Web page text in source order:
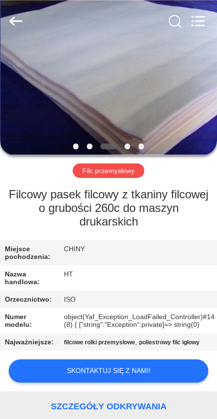
DOM
PRODUKTY
O
WYCIECZKA
FABRYCE
SKONTAKTUJ
SIĘ
Z
NAMI
AKTUALNOŚCI
POPROSIĆ
WYCENĘ
HUATAO
LTD.
Rights
Filc przemysłowy
Filcowy pasek filcowy z tkaniny filcowej
o grubości 260c do maszyn
drukarskich
Miejsce
pochodzenia:
CHINY
Nazwa
handlowa:
HT
Orzecznictwo: ISO
Numer
modelu:
object(Yaf_Exception_LoadFailed_Controller)#14
(8) { ["string":"Exception":private]=> string(0)
Najważniejsze: filcowe rolki przemysłowe,poliestrowy filc igłowy
SKONTAKTUJ SIĘ Z NAMI!
SZCZEGÓŁY ODKRYWANIA